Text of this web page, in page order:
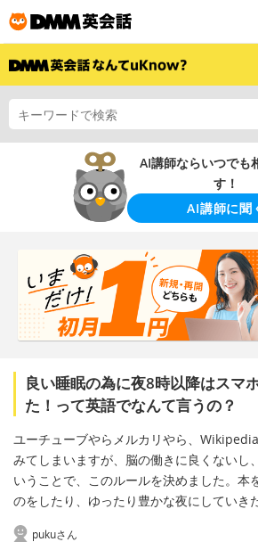
AI講師ならいつでも
す！
AI講師に聞
良い睡眠の為に夜8時以降はスマ
た！って英語でなんて言うの？
ユーチューブやらメルカリやら、
みてしまいますが、脳の働きに良くないし
いうことで、このルールを決めました。本
のをしたり、ゆったり豊かな夜にしていき
pukuさん